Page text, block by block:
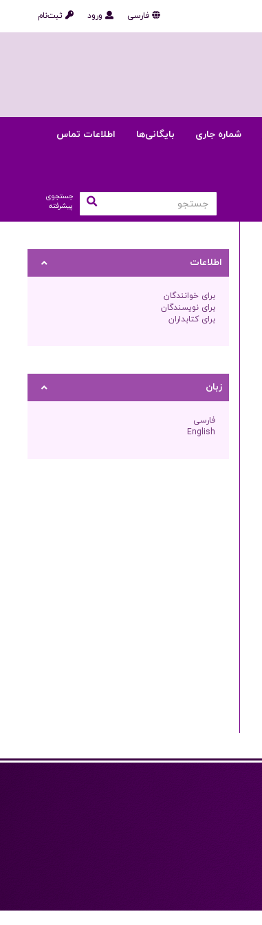
ثبت‌نام ورود فارسی
شماره جاری بایگانی‌ها اطلاعات تماس
جستجوی
پیشرفته
اطلاعات
برای خوانندگان
برای نویسندگان
برای کتابداران
زبان
فارسی
English